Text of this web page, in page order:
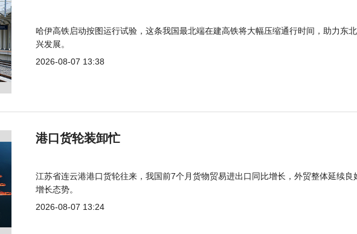
哈伊高铁启动按图运行试验，这条我国最北端在建高铁将大幅压缩通行时间，助力东
兴发展。
2026-08-07 13:38
港口货轮装卸忙
江苏省连云港港口货轮往来，我国前7个月货物贸易进出口同比增长，外贸整体延续良
增长态势。
2026-08-07 13:24